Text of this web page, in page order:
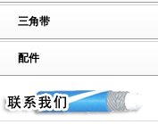
三角带
配件